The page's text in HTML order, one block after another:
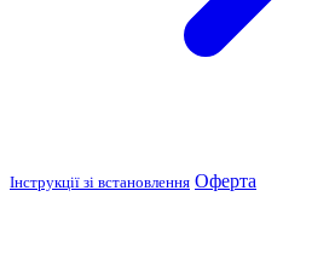
Інструкції зі встановлення Оферта